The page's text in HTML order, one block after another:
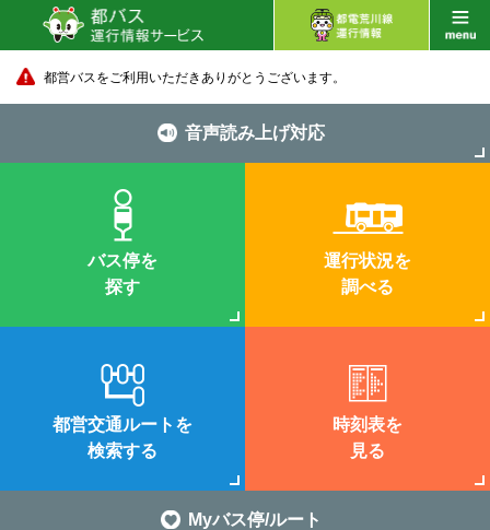
都営バスをご利用いただきありがとうございます。
音声読み上げ対応
バス停を
探す
運行状況を
調べる
都営交通ルートを
検索する
時刻表を
見る
Myバス停/ルート